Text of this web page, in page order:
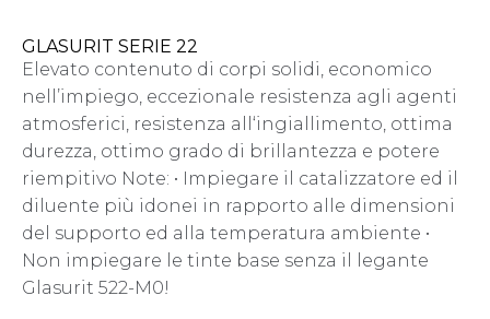
GLASURIT SERIE 22
Elevato contenuto di corpi solidi, economico
nell’impiego, eccezionale resistenza agli agenti
atmosferici, resistenza all‘ingiallimento, ottima
durezza, ottimo grado di brillantezza e potere
riempitivo Note: • Impiegare il catalizzatore ed il
diluente più idonei in rapporto alle dimensioni
del supporto ed alla temperatura ambiente •
Non impiegare le tinte base senza il legante
Glasurit 522-M0!